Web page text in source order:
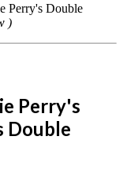
Perry's Double
)
Perry's
Double